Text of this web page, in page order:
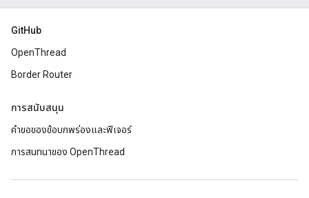
GitHub
OpenThread
Border Router
การสนับสนุน
คำขอของข้อบกพร่องและฟีเจอร์
การสนทนาของ OpenThread